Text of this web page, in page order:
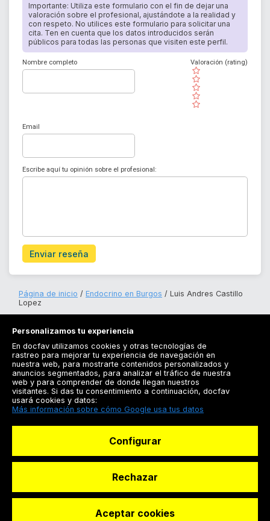
Importante: Utiliza este formulario con el fin de dejar una
valoración sobre el profesional, ajustándote a la realidad y
con respeto. No utilices este formulario para solicitar una
cita. Ten en cuenta que los datos introducidos serán
públicos para todas las personas que visiten este perfil.
Nombre completo
( )
( )
( )
( )
( )
Valoración (rating)
Email
Escribe aquí tu opinión sobre el profesional:
Enviar reseña
Página de inicio Endocrino en Burgos
Luis Andres Castillo
Lopez
Registrarse
Docfav
© Dashboard Technologies S.L
Personalizamos tu experiencia
En docfav utilizamos cookies y otras tecnologías de
rastreo para mejorar tu experiencia de navegación en
nuestra web, para mostrarte contenidos personalizados y
anuncios segmentados, para analizar el tráfico de nuestra
web y para comprender de donde llegan nuestros
visitantes. Si das tu consentimiento a continuación, docfav
usará cookies y datos:
Más información sobre cómo Google usa tus datos
Configurar
Rechazar
Aceptar cookies